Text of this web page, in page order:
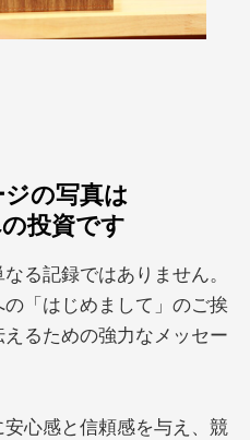
の写真は
投資です
る記録ではありません。
「はじめまして」のご挨
るための強力なメッセー
心感と信頼感を与え、競